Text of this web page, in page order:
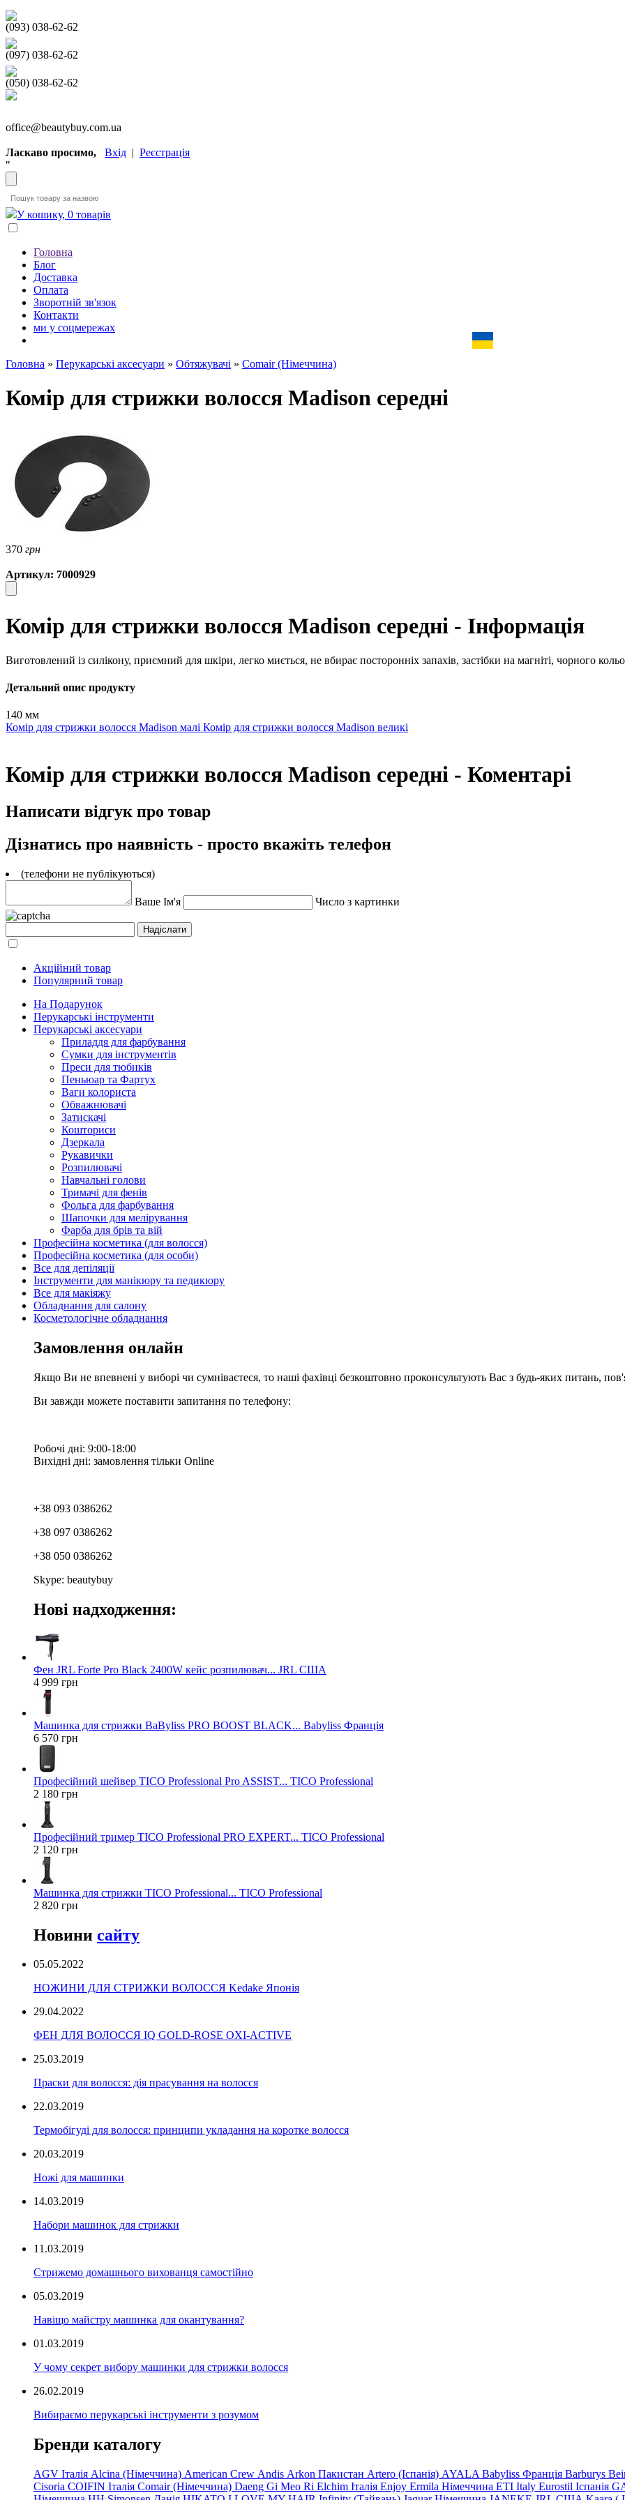
(093) 038-62-62
(097) 038-62-62
(050) 038-62-62
office@beautybuy.com.ua
Ласкаво просимо, Вхід | Реєстрація
"
У кошику, 0 товарів
Головна
Блог
Доставка
Оплата
Зворотній зв'язок
Контакти
ми у соцмережах
Головна » Перукарські аксесуари » Обтяжувачі » Comair (Німеччина)
Комір для стрижки волосся Madison середні
370 грн
Артикул: 7000929
Комір для стрижки волосся Madison середні - Інформація
Виготовлений із силікону, приємний для шкіри, легко миється, не вбирає посторонніх запахів, застібки на магніті, чорного
Детальний опис продукту
140 мм
Комір для стрижки волосся Madison малі Комір для стрижки волосся Madison великі
Комір для стрижки волосся Madison середні - Коментарі
Написати відгук про товар
Дізнатись про наявність - просто вкажіть телефон
(телефони не публікуються)
Ваше Ім'я Число з картинки
Акційний товар
Популярний товар
На Подарунок
Перукарські інструменти
Перукарські аксесуари
Приладдя для фарбування
Сумки для інструментів
Преси для тюбиків
Пеньюар та Фартух
Ваги колориста
Обважнювачі
Затискачі
Кошториси
Дзеркала
Рукавички
Розпилювачі
Навчальні голови
Тримачі для фенів
Фольга для фарбування
Шапочки для мелірування
Фарба для брів та вій
Професійна косметика (для волосся)
Професійна косметика (для особи)
Все для депіляції
Інструменти для манікюру та педикюру
Все для макіяжу
Обладнання для салону
Косметологічне обладнання
Замовлення онлайн
Якщо Ви не впевнені у виборі чи сумніваєтеся, то наші фахівці безкоштовно проконсультують Вас з будь-яких питань,
Ви завжди можете поставити запитання по телефону:
Робочі дні: 9:00-18:00
Вихідні дні: замовлення тільки Online
+38 093 0386262
+38 097 0386262
+38 050 0386262
Skype: beautybuy
Нові надходження:
Фен JRL Forte Pro Black 2400W кейс розпилювач... JRL США
4 999 грн
Машинка для стрижки BaByliss PRO BOOST BLACK... Babyliss Франція
6 570 грн
Професійний шейвер TICO Professional Pro ASSIST... TICO Professional
2 180 грн
Професійний тример TICO Professional PRO EXPERT... TICO Professional
2 120 грн
Машинка для стрижки TICO Professional... TICO Professional
2 820 грн
Новини сайту
05.05.2022
НОЖИНИ ДЛЯ СТРИЖКИ ВОЛОССЯ Kedake Японія
29.04.2022
ФЕН ДЛЯ ВОЛОССЯ IQ GOLD-ROSE OXI-ACTIVE
25.03.2019
Праски для волосся: дія прасування на волосся
22.03.2019
Термобігуді для волосся: принципи укладання на коротке волосся
20.03.2019
Ножі для машинки
14.03.2019
Набори машинок для стрижки
11.03.2019
Стрижемо домашнього вихованця самостійно
05.03.2019
Навіщо майстру машинка для окантування?
01.03.2019
У чому секрет вибору машинки для стрижки волосся
26.02.2019
Вибираємо перукарські інструменти з розумом
Бренди каталогу
AGV Італія Alcina (Німеччина) American Crew Andis Arkon Пакистан Artero (Іспанія) AYALA Babyliss Франція Barburys
Cisoria COIFIN Італія Comair(Німеччина) Daeng Gi Meo Ri Elchim Італія Enjoy Ermila Німеччина ETI Italy Eurostil Іспанія